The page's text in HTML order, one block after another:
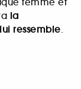
femme et
la
ressemble.